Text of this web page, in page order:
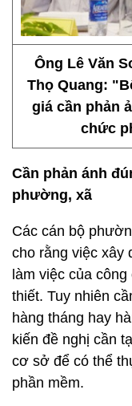
Ông Lê Văn
Thọ Quang:
giá cần phản
chức
Cần phản ánh
phường, xã
Các cán bộ
cho rằng việc xây
làm việc của
thiết. Tuy nhiên
hàng tháng hay
kiến đề nghị cần
cơ sở để có thể
phần mềm.